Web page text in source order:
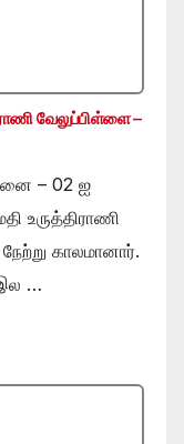
வேலுப்பிள்ளை –
– 02 ஐ
உருத்திராணி
காலமானார்.
…